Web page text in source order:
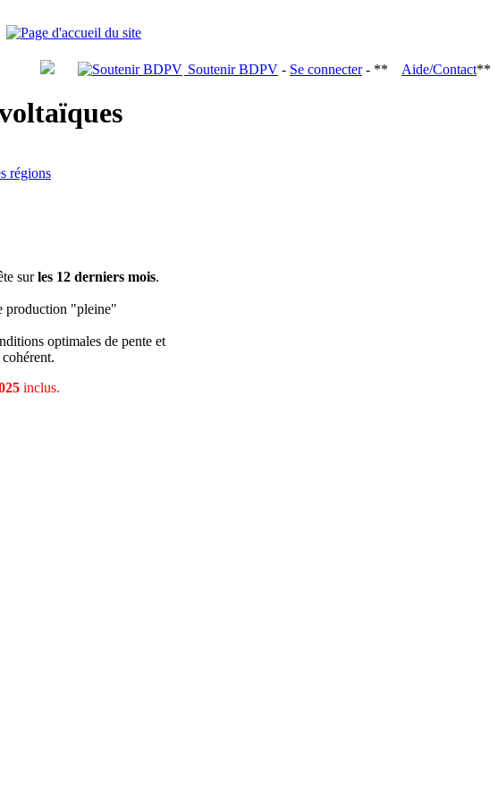
Soutenir BDPV - Se connecter- ** Aide/Contact**
régions
surles 12 derniers mois.
production "pleine"
optimales de pente et
inclus.